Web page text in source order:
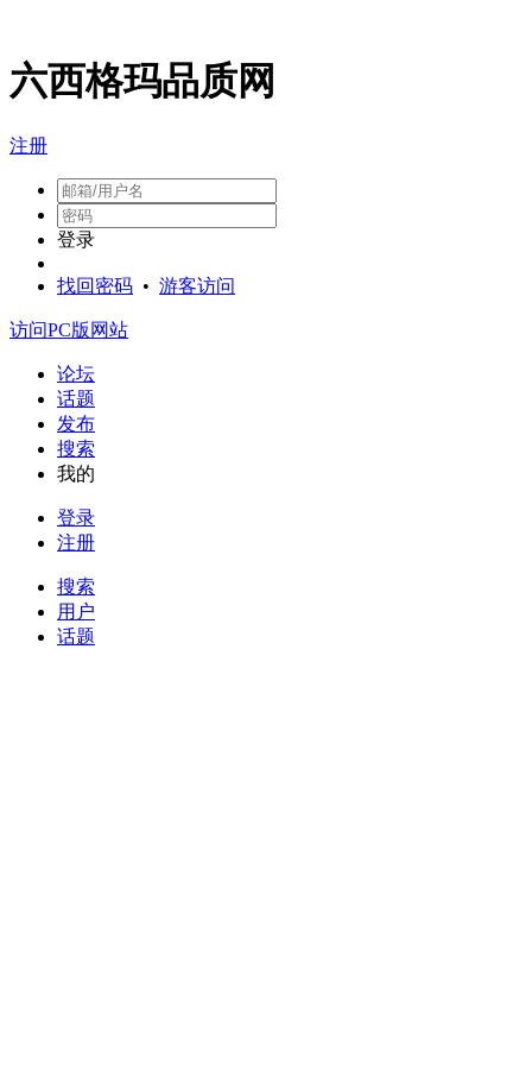
六西格玛品质网
注册
登录
找回密码 • 游客访问
访问PC版网站
论坛
话题
发布
搜索
我的
登录
注册
搜索
用户
话题